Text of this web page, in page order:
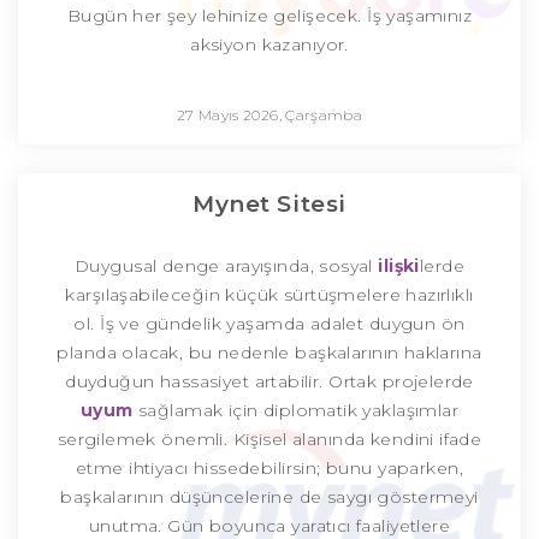
Bugün her şey lehinize gelişecek. İş yaşamınız
aksiyon kazanıyor.
27 Mayıs 2026, Çarşamba
Mynet Sitesi
Duygusal denge arayışında, sosyal ilişkilerde
karşılaşabileceğin küçük sürtüşmelere hazırlıklı
ol. İş ve gündelik yaşamda adalet duygun ön
planda olacak, bu nedenle başkalarının haklarına
duyduğun hassasiyet artabilir. Ortak projelerde
uyum sağlamak için diplomatik yaklaşımlar
sergilemek önemli. Kişisel alanında kendini ifade
etme ihtiyacı hissedebilirsin; bunu yaparken,
başkalarının düşüncelerine de saygı göstermeyi
unutma. Gün boyunca yaratıcı faaliyetlere